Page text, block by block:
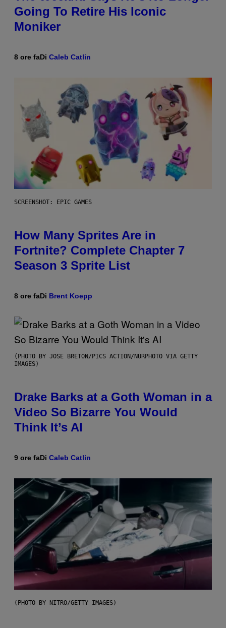
Going To Retire His Iconic
Moniker
8 ore faDi Caleb Catlin
SCREENSHOT: EPIC GAMES
How Many Sprites Are in
Fortnite? Complete Chapter 7
Season 3 Sprite List
8 ore faDi Brent Koepp
(PHOTO BY JOSE BRETON/PICS ACTION/NURPHOTO VIA GETTY
IMAGES)
Drake Barks at a Goth Woman in a
Video So Bizarre You Would
Think It’s AI
9 ore faDi Caleb Catlin
(PHOTO BY NITRO/GETTY IMAGES)